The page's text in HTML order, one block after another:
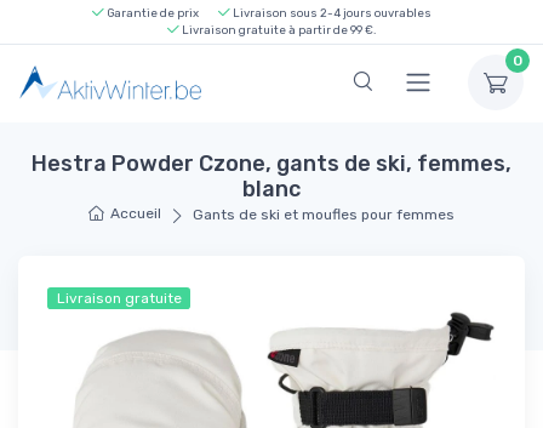
Garantie de prix
Livraison sous 2-4 jours ouvrables
Livraison gratuite à partir de 99 €.
0
Hestra Powder Czone, gants de ski, femmes,
blanc
Accueil Gants de ski et moufles pour femmes
Livraison gratuite